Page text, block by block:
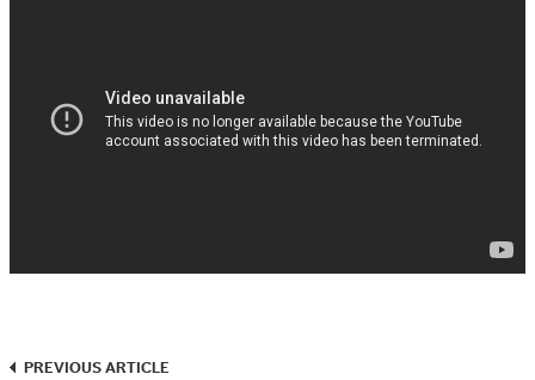
PREVIOUS ARTICLE